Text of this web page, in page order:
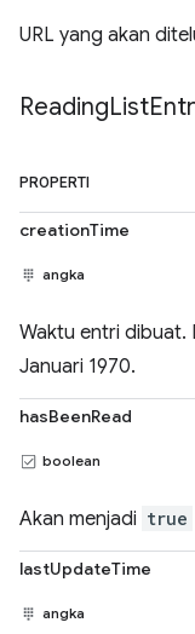
URL yang akan
ReadingList
PROPERTI
creationTime
angka
Waktu entri dibuat.
Januari 1970.
hasBeenRead
boolean
Akan menjadi true
lastUpdateTime
angka